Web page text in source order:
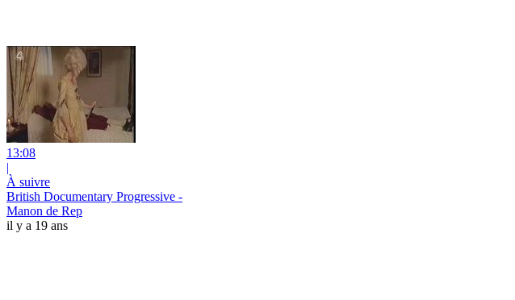
13:08
|
À suivre
British Documentary Progressive -
Manon de Rep
il y a 19 ans